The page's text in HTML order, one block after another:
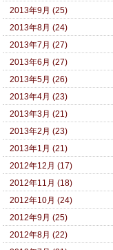
2013年9月 (25)
2013年8月 (24)
2013年7月 (27)
2013年6月 (27)
2013年5月 (26)
2013年4月 (23)
2013年3月 (21)
2013年2月 (23)
2013年1月 (21)
2012年12月 (17)
2012年11月 (18)
2012年10月 (24)
2012年9月 (25)
2012年8月 (22)